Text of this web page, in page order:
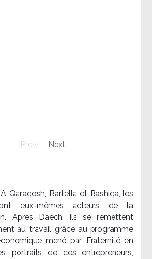
Prev Next
A Qaraqosh, Bartella et Bashiqa, les
eux-mêmes acteurs de la
Après Daech, ils se remettent
au travail grâce au programme
mené par Fraternité en
portraits de ces entrepreneurs,